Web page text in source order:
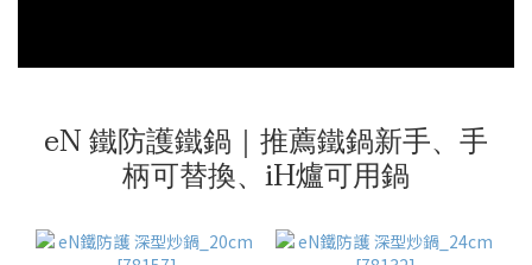
eN 鐵防護鐵鍋｜推薦鐵鍋新手、手
柄可替換、iH爐可用鍋